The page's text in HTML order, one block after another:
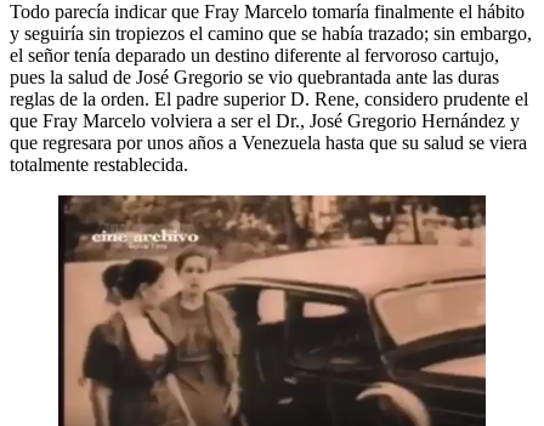
Todo parecía indicar que Fray Marcelo tomaría finalmente el hábito
y seguiría sin tropiezos el camino que se había trazado; sin embargo,
el señor tenía deparado un destino diferente al fervoroso cartujo,
pues la salud de José Gregorio se vio quebrantada ante las duras
reglas de la orden. El padre superior D. Rene, considero prudente el
que Fray Marcelo volviera a ser el Dr., José Gregorio Hernández y
que regresara por unos años a Venezuela hasta que su salud se viera
totalmente restablecida.